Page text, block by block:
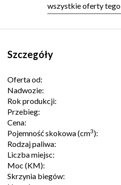
wszystkie oferty
Szczegóły
Oferta od:
Nadwozie:
Rok produkcji:
Przebieg:
Cena:
Pojemność skokowa (cm3):
Rodzaj paliwa:
Liczba miejsc:
Moc (KM):
Skrzynia biegów: